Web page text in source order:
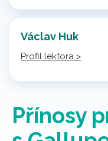
Václav Huk
Profil lektora >
Přínosy